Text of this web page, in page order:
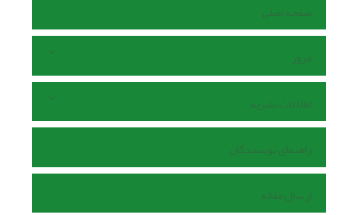
صفحه اصلی
مرور
اطلاعات نشریه
راهنمای نویسندگان
ارسال مقاله